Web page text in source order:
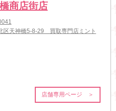
商店街店
区天神橋5-8-29 買取専門店ミント
店舗専用ページ ＞